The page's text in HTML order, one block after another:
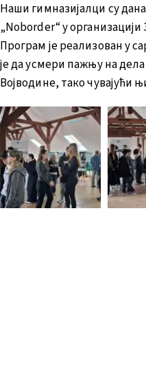
Наши гимназијалци су
„Noborder“ у
Програм је реализован у
је да усмери пажњу на
Војводине, тако чувајући